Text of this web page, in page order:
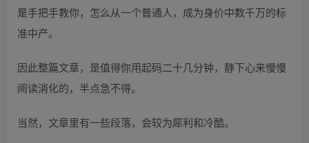
是手把手教你，怎么从一个普通人，成为身价中数千万的标
准中产。
因此整篇文章，是值得你用起码二十几分钟，静下心来慢慢
阅读消化的，半点急不得。
当然，文章里有一些段落，会较为犀利和冷酷。